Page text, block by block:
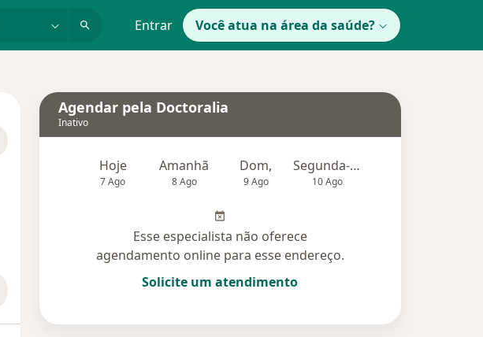
Entrar Você atua na área da saúde?
Agendar pela Doctoralia
Inativo
Hoje
7 Ago
Amanhã
8 Ago
Dom,
9 Ago
Segunda-feira
10 Ago
Esse especialista não oferece
agendamento online para esse endereço.
Solicite um atendimento